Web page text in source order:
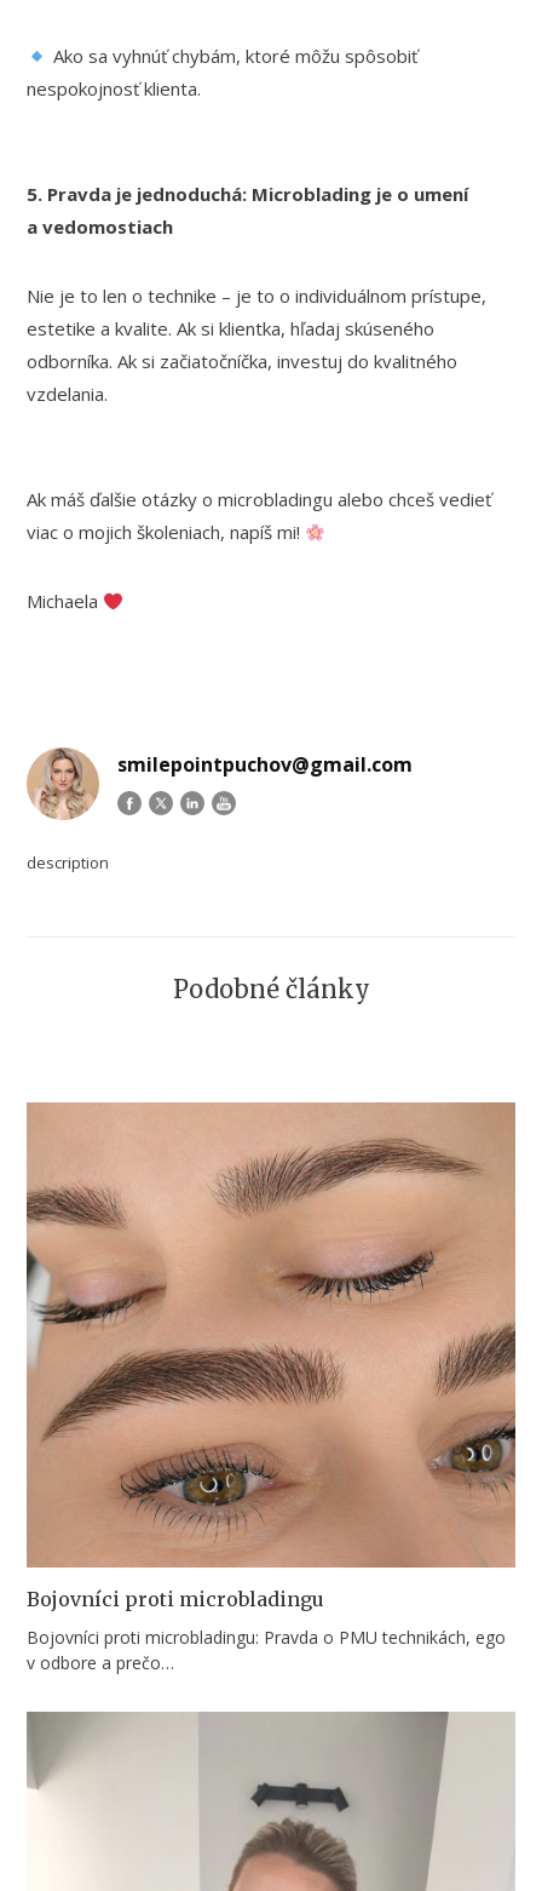
Ako sa vyhnúť chybám, ktoré môžu spôsobiť
nespokojnosť klienta.
5. Pravda je jednoduchá: Microblading je o umení
a vedomostiach
Nie je to len o technike – je to o individuálnom prístupe,
estetike a kvalite. Ak si klientka, hľadaj skúseného
odborníka. Ak si začiatočníčka, investuj do kvalitného
vzdelania.
Ak máš ďalšie otázky o microbladingu alebo chceš vedieť
viac o mojich školeniach, napíš mi!
Michaela
smilepointpuchov@gmail.com
description
Podobné články
Bojovníci proti microbladingu
Bojovníci proti microbladingu: Pravda o PMU technikách, ego
v odbore a prečo…